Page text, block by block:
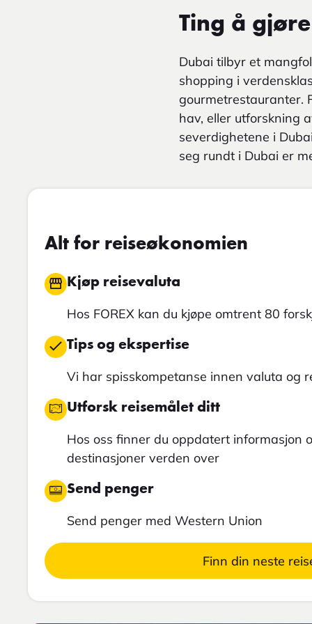
Ting å
Dubai tilbyr et
shopping i
gourmetrestauranter.
hav, eller utforskning
severdighetene i
seg rundt i Dubai er
Alt for reiseøkonomien
Kjøp reisevaluta
Hos FOREX kan du kjøpe omtrent 80
Tips og ekspertise
Vi har spisskompetanse innen valuta og
Utforsk reisemålet ditt
Hos oss finner du oppdatert informasjon
destinasjoner verden over
Send penger
Send penger med Western Union
Finn din neste